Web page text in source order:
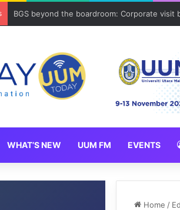
BGS beyond the boardroom: Corporate visit
WHAT’S NEW UUM FM EVENTS
Home /